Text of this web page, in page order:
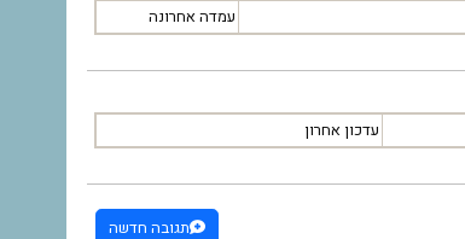
עמדה אחרונה
עדכון אחרון
תגובה חדשה